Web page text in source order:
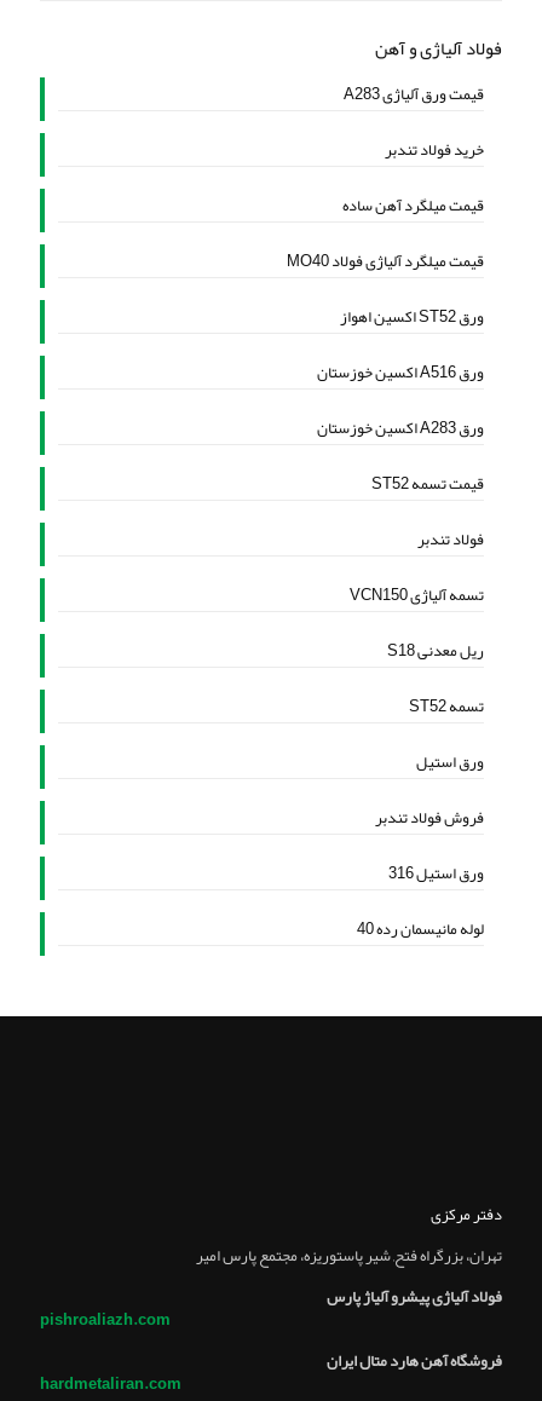
فولاد آلیاژی و آهن
قیمت ورق آلیاژی A283
خرید فولاد تندبر
قیمت میلگرد آهن ساده
قیمت میلگرد آلیاژی فولاد MO40
ورق ST52 اکسین اهواز
ورق A516 اکسین خوزستان
ورق A283 اکسین خوزستان
قیمت تسمه ST52
فولاد تندبر
تسمه آلیاژی VCN150
ریل معدنی S18
تسمه ST52
ورق استیل
فروش فولاد تندبر
ورق استیل 316
لوله مانیسمان رده 40
دفتر مرکزی
تهران، بزرگراه فتح, شير پاستوريزه، مجتمع پارس امير
فولاد آلیاژی پیشرو آلیاژ پارس
pishroaliazh.com
فروشگاه آهن هارد متال ایران
hardmetaliran.com